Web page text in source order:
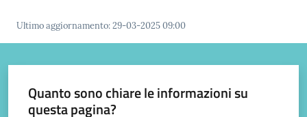
Vivere
Ultimo aggiornamento:29-03-2025 09:00
Quanto sono chiare le informazioni su
questa pagina?